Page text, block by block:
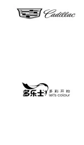
同时感谢尤伦斯艺术
年赞助人，以及首席